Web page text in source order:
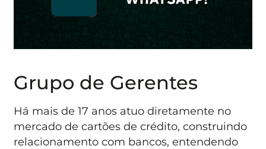
Grupo de Gerentes
Há mais de 17 anos atuo diretamente no
mercado de cartões de crédito, construindo
relacionamento com bancos, entendendo